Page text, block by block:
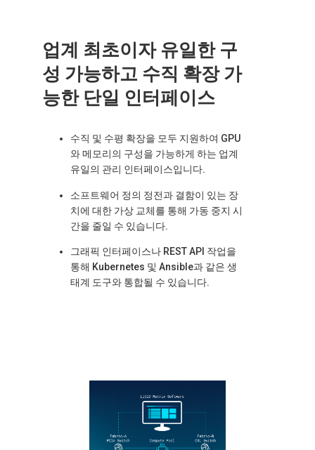
업계 최초이자 유일한 구
성 가능하고 수직 확장 가
능한 단일 인터페이스
수직 및 수평 확장을 모두 지원하여 GPU
와 메모리의 구성을 가능하게 하는 업계
유일의 관리 인터페이스입니다.
소프트웨어 정의 정전과 결함이 있는 장
치에 대한 가상 교체를 통해 가동 중지 시
간을 줄일 수 있습니다.
그래픽 인터페이스나 REST API 작업을
통해 Kubernetes 및 Ansible과 같은 생
태계 도구와 통합될 수 있습니다.